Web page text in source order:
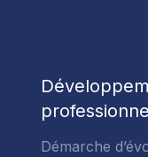
Démarche